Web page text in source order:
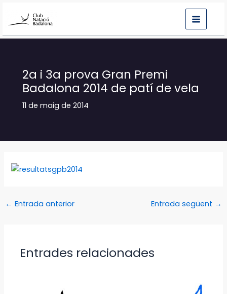
2a i 3a prova Gran Premi
Badalona 2014 de patí de vela
11 de maig de 2014
← Entrada anterior Entrada següent →
Entrades relacionades